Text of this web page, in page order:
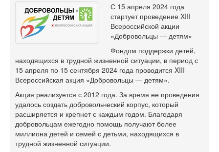
С 15 апреля 2024 года
стартует проведение XIII
Всероссийской акции
«Добровольцы — детям»
Фондом поддержки детей,
находящихся в трудной жизненной ситуации, в период с
15 апреля по 15 сентября 2024 года проводится XIII
Всероссийская акция «Добровольцы — детям».
Акция реализуется с 2012 года. За время ее проведения
удалось создать добровольческий корпус, который
расширяется и крепнет с каждым годом. Благодаря
добровольцам ежегодно помощь получают более
миллиона детей и семей с детьми, находящихся в
трудной жизненной ситуации.